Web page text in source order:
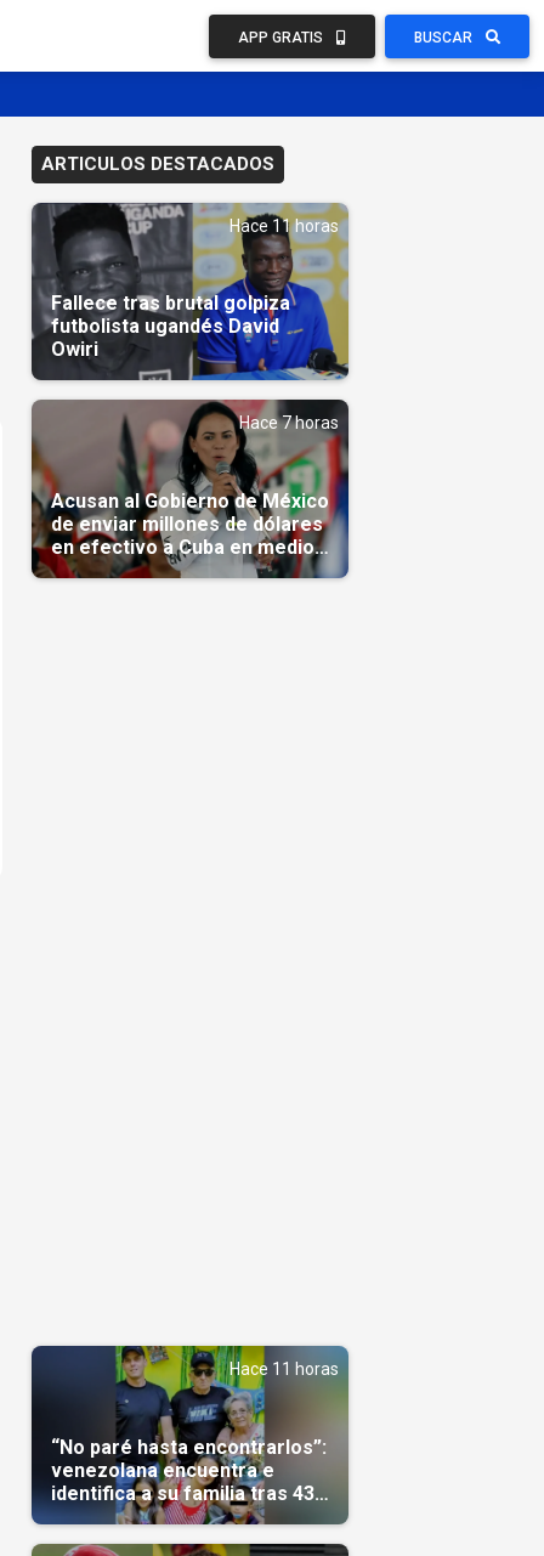
APP GRATIS BUSCAR
ARTICULOS DESTACADOS
Hace 11 horas
Fallece tras brutal golpiza
futbolista ugandés David
Owiri
Hace 7 horas
Acusan al Gobierno de México
de enviar millones de dólares
en efectivo a Cuba en medio
de la crisis de la Isla
Hace 11 horas
“No paré hasta encontrarlos”:
venezolana encuentra e
identifica a su familia tras 43
días del terremoto